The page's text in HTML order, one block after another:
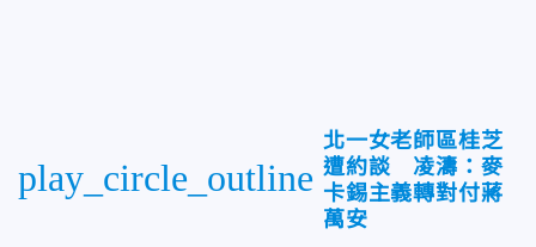
play_circle_outline
北一女老師區桂芝
遭約談 凌濤：麥
卡錫主義轉對付蔣
萬安